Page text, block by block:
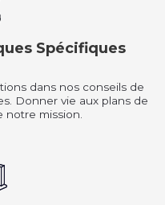
Spécifiques
dans nos conseils de
Donner vie aux plans de
notre mission.